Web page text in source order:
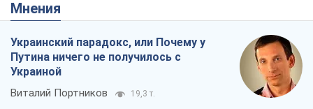
Мнения
Украинский парадокс, или Почему у
Путина ничего не получилось с
Украиной
Виталий Портников 19,3 т.